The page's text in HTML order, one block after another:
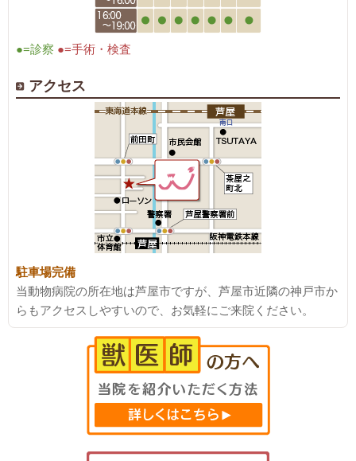
●=診察 ●=手術・検査
アクセス
駐車場完備
当動物病院の所在地は芦屋市ですが、芦屋市近隣の神戸市か
らもアクセスしやすいので、お気軽にご来院ください。